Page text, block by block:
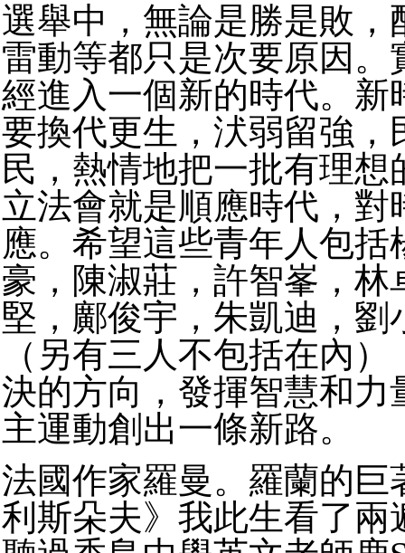
選舉中，無論是勝是敗，
雷動等都只是次要原因。
經進入一個新的時代。新
要換代更生，汱弱留強，
民，熱情地把一批有理想
立法會就是順應時代，對
應。希望這些青年人包括
豪，陳淑莊，許智峯，林
堅，鄺俊宇，朱凱迪，劉
（另有三人不包括在內
決的方向，發揮智慧和力
主運動創出一條新路。
法國作家羅曼。羅蘭的巨
利斯朵夫》我此生看了兩